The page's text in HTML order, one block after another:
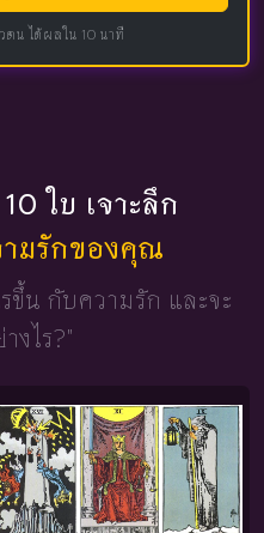
น ได้ผลใน 10 นาที
ใบ เจาะลึก
มรักของคุณ
ขึ้น กับความรัก และจะ
งไร?"